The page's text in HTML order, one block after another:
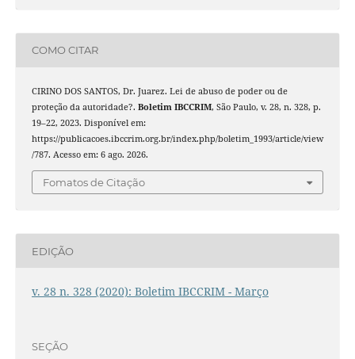
COMO CITAR
CIRINO DOS SANTOS, Dr. Juarez. Lei de abuso de poder ou de
proteção da autoridade?. Boletim IBCCRIM, São Paulo, v. 28, n. 328, p.
19–22, 2023. Disponível em:
https://publicacoes.ibccrim.org.br/index.php/boletim_1993/article/view
/787. Acesso em: 6 ago. 2026.
Fomatos de Citação
EDIÇÃO
v. 28 n. 328 (2020): Boletim IBCCRIM - Março
SEÇÃO